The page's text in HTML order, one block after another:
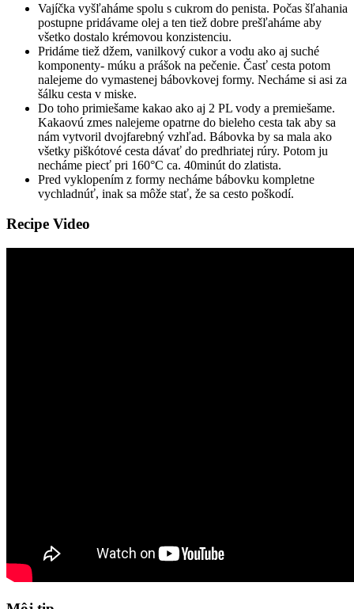
Vajíčka vyšľaháme spolu s cukrom do penista. Počas šľahania
postupne pridávame olej a ten tiež dobre prešľaháme aby
všetko dostalo krémovou konzistenciu.
Pridáme tiež džem, vanilkový cukor a vodu ako aj suché
komponenty- múku a prášok na pečenie. Časť cesta potom
nalejeme do vymastenej bábovkovej formy. Necháme si asi za
šálku cesta v miske.
Do toho primiešame kakao ako aj 2 PL vody a premiešame.
Kakaovú zmes nalejeme opatrne do bieleho cesta tak aby sa
nám vytvoril dvojfarebný vzhľad. Bábovka by sa mala ako
všetky piškótové cesta dávať do predhriatej rúry. Potom ju
necháme piecť pri 160°C ca. 40minút do zlatista.
Pred vyklopením z formy necháme bábovku kompletne
vychladnúť, inak sa môže stať, že sa cesto poškodí.
Recipe Video